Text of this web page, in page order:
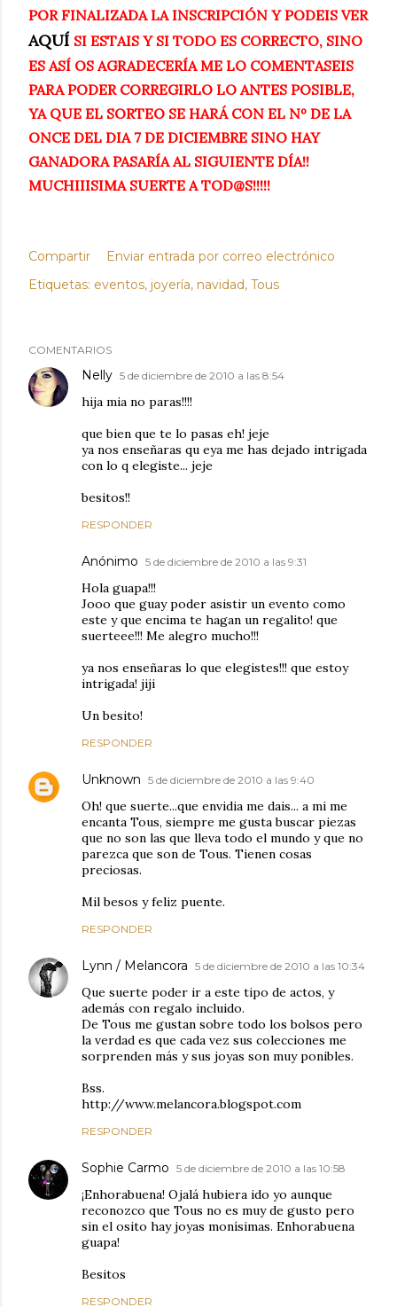
POR FINALIZADA LA INSCRIPCIÓN Y PODEIS VER
AQUÍ SI ESTAIS Y SI TODO ES CORRECTO, SINO
ES ASÍ OS AGRADECERÍA ME LO COMENTASEIS
PARA PODER CORREGIRLO LO ANTES POSIBLE,
YA QUE EL SORTEO SE HARÁ CON EL Nº DE LA
ONCE DEL DIA 7 DE DICIEMBRE SINO HAY
GANADORA PASARÍA AL SIGUIENTE DÍA!!
MUCHIIISIMA SUERTE ATOD@S!!!!!
Compartir
Enviar entrada por correo electrónico
Etiquetas: eventos joyería navidad Tous
COMENTARIOS
Nelly 5 de diciembre de 2010 a las 8:54
hija mia no paras!!!!
que bien que te lo pasas eh! jeje
ya nos enseñaras qu eya me has dejado intrigada
con lo q elegiste... jeje
besitos!!
RESPONDER
Anónimo 5 de diciembre de 2010 a las 9:31
Hola guapa!!!
Jooo que guay poder asistir un evento como
este y que encima te hagan un regalito! que
suerteee!!! Me alegro mucho!!!
ya nos enseñaras lo que elegistes!!! que estoy
intrigada! jiji
Un besito!
RESPONDER
Unknown 5 de diciembre de 2010 a las 9:40
Oh! que suerte...que envidia me dais... a mi me
encanta Tous, siempre me gusta buscar piezas
que no son las que lleva todo el mundo y que no
parezca que son de Tous. Tienen cosas
preciosas.
Mil besos y feliz puente.
RESPONDER
Lynn / Melancora 5 de diciembre de 2010 a las 10:34
Que suerte poder ir a este tipo de actos, y
además con regalo incluido.
De Tous me gustan sobre todo los bolsos pero
la verdad es que cada vez sus colecciones me
sorprenden más y sus joyas son muy ponibles.
Bss.
http://www.melancora.blogspot.com
RESPONDER
Sophie Carmo 5 de diciembre de 2010 a las 10:58
¡Enhorabuena! Ojalá hubiera ido yo aunque
reconozco que Tous no es muy de gusto pero
sin el osito hay joyas monísimas. Enhorabuena
guapa!
Besitos
RESPONDER